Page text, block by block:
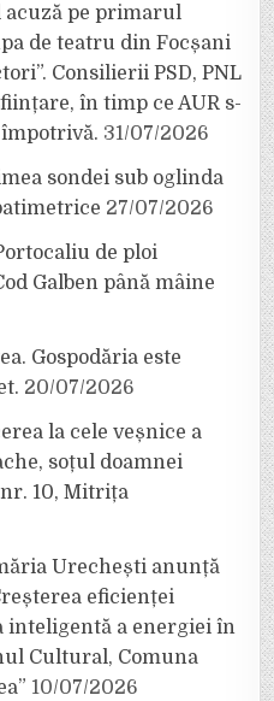
pe primarul
de teatru din Focșani
Consilierii PSD, PNL
în timp ce AUR s-
împotrivă. 31/07/2026
sondei sub oglinda
27/07/2026
de ploi
Galben până mâine
Gospodăria este
20/07/2026
la cele veșnice a
soțul doamnei
10, Mitrița
Urechești anunță
eficienței
inteligentă a energiei în
Cultural, Comuna
10/07/2026